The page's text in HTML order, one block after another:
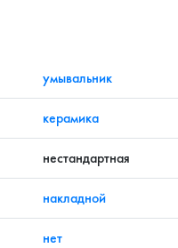
умывальник
керамика
нестандартная
накладной
нет